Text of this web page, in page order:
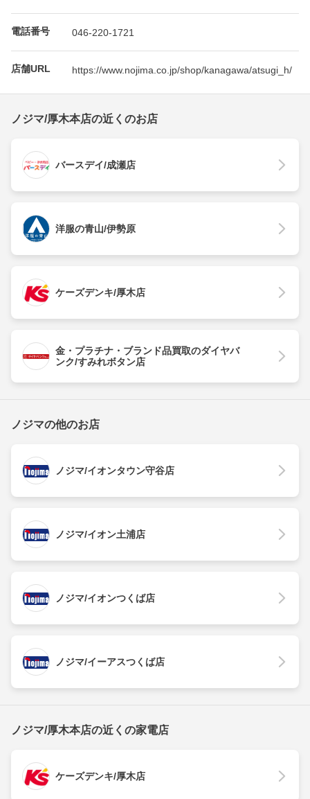
電話番号 046-220-1721
店舗URL https://www.nojima.co.jp/shop/kanagawa/atsugi_h/
ノジマ/厚木本店の近くのお店
バースデイ/成瀬店
洋服の青山/伊勢原
ケーズデンキ/厚木店
金・プラチナ・ブランド品買取のダイヤバ
ンク/すみれボタン店
ノジマの他のお店
ノジマ/イオンタウン守谷店
ノジマ/イオン土浦店
ノジマ/イオンつくば店
ノジマ/イーアスつくば店
ノジマ/厚木本店の近くの家電店
ケーズデンキ/厚木店